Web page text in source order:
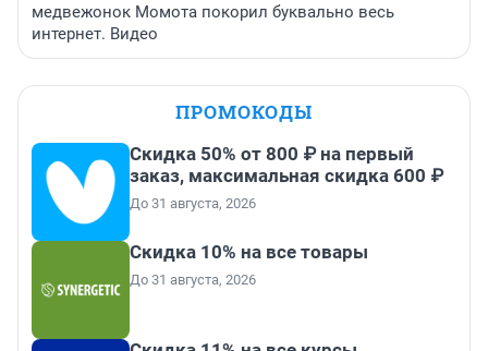
медвежонок Момота покорил буквально весь
интернет. Видео
ПРОМОКОДЫ
Скидка 50% от 800 ₽ на первый
заказ, максимальная скидка 600 ₽
До 31 августа, 2026
Скидка 10% на все товары
До 31 августа, 2026